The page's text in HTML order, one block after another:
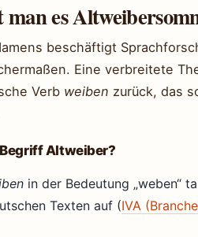
es
beschäftigt
Eine verbreitete
Verb weiben zurück, das
Altweiber?
in der Bedeutung „weben“
Texten auf (IVA